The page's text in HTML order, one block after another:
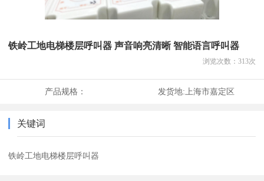
铁岭工地电梯楼层呼叫器 声音响亮清晰 智能语言呼叫器
浏览次数： 313次
产品规格： 发货地:上海市嘉定区
关键词
铁岭工地电梯楼层呼叫器